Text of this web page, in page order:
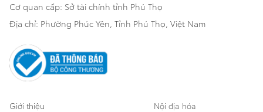
Khách hàng dự án
Sản phẩm chính hãng
Cơ sở bảo hành bảo dưỡng
Thông tin khác
Cơ quan cấp: Sở tài chính tỉnh Phú Thọ
Địa chỉ: Phường Phúc Yên, Tỉnh Phú Thọ, Việt Nam
Giới thiệu Nội địa hóa